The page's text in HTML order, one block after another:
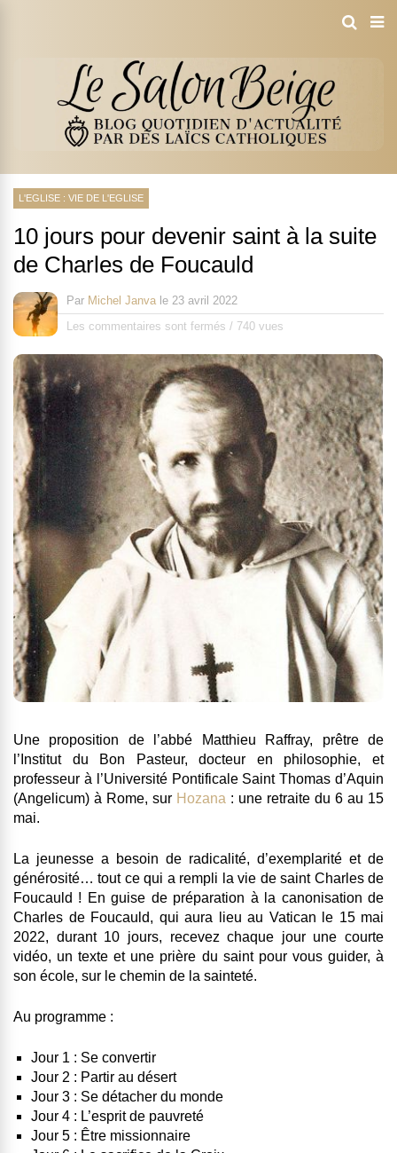
L'EGLISE : VIE DE L'EGLISE
10 jours pour devenir saint à la suite
de Charles de Foucauld
Par Michel Janva le 23 avril 2022
Les commentaires sont fermés / 740 vues
Une proposition de l’abbé Matthieu Raffray, prêtre de
l’Institut du Bon Pasteur, docteur en philosophie, et
professeur à l’Université Pontificale Saint Thomas d’Aquin
(Angelicum) à Rome, sur Hozana : une retraite du 6 au 15
mai.
La jeunesse a besoin de radicalité, d’exemplarité et de
générosité… tout ce qui a rempli la vie de saint Charles de
Foucauld ! En guise de préparation à la canonisation de
Charles de Foucauld, qui aura lieu au Vatican le 15 mai
2022, durant 10 jours, recevez chaque jour une courte
vidéo, un texte et une prière du saint pour vous guider, à
son école, sur le chemin de la sainteté.
Au programme :
Jour 1 : Se convertir
Jour 2 : Partir au désert
Jour 3 : Se détacher du monde
Jour 4 : L’esprit de pauvreté
Jour 5 : Être missionnaire